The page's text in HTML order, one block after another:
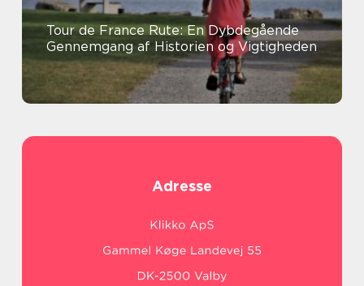
Tour de France Rute: En Dybdegående
Gennemgang af Historien og Vigtigheden
Adresse